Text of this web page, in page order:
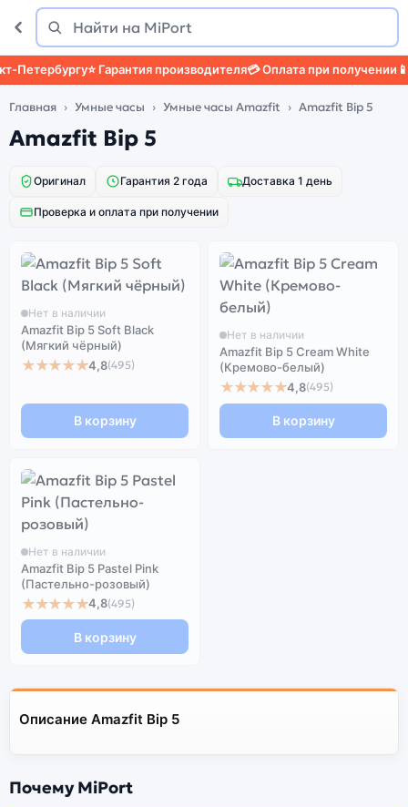
Поиск
Найти
⭐ Гарантия производителя💳 Оплата при получении📱
Главная Умные часы Умные часы Amazfit Amazfit Bip 5
Amazfit Bip 5
Оригинал Гарантия 2 года Доставка 1 день
Проверка и оплата при получении
Нет в наличии
Amazfit Bip 5 Soft Black
(Мягкий чёрный)
★★★★★4,8(495)
В корзину
Нет в наличии
Amazfit Bip 5 Cream White
(Кремово-белый)
★★★★★4,8(495)
В корзину
Нет в наличии
Amazfit Bip 5 Pastel Pink
(Пастельно-розовый)
★★★★★4,8(495)
В корзину
Описание Amazfit Bip 5
Почему MiPort